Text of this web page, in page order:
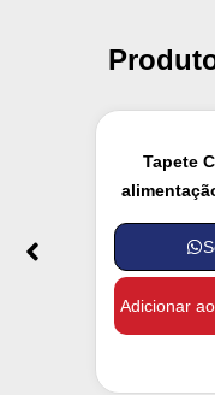
Tapete
Adicionar